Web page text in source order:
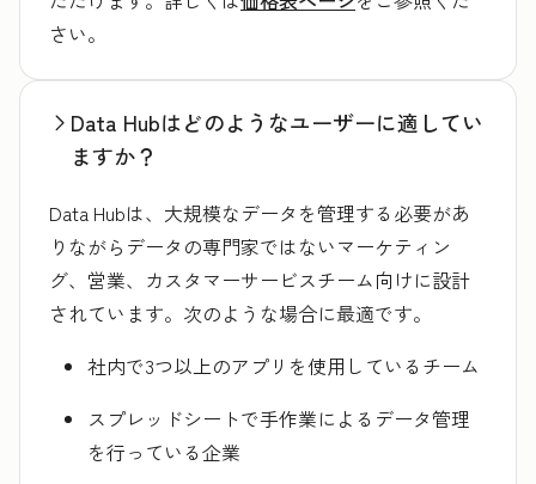
さい。
Data Hubはどのようなユーザーに適してい
ますか？
Data Hubは、大規模なデータを管理する必要があ
りながらデータの専門家ではないマーケティン
グ、営業、カスタマーサービスチーム向けに設計
されています。次のような場合に最適です。
社内で3つ以上のアプリを使用しているチーム
スプレッドシートで手作業によるデータ管理
を行っている企業